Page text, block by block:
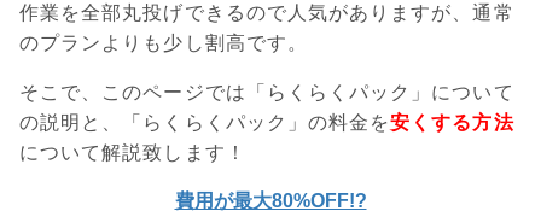
作業を全部丸投げできるので人気がありますが、通常
のプランよりも少し割高です。
そこで、このページでは「らくらくパック」について
の説明と、「らくらくパック」の料金を安くする方法
について解説致します！
費用が最大80%OFF!?